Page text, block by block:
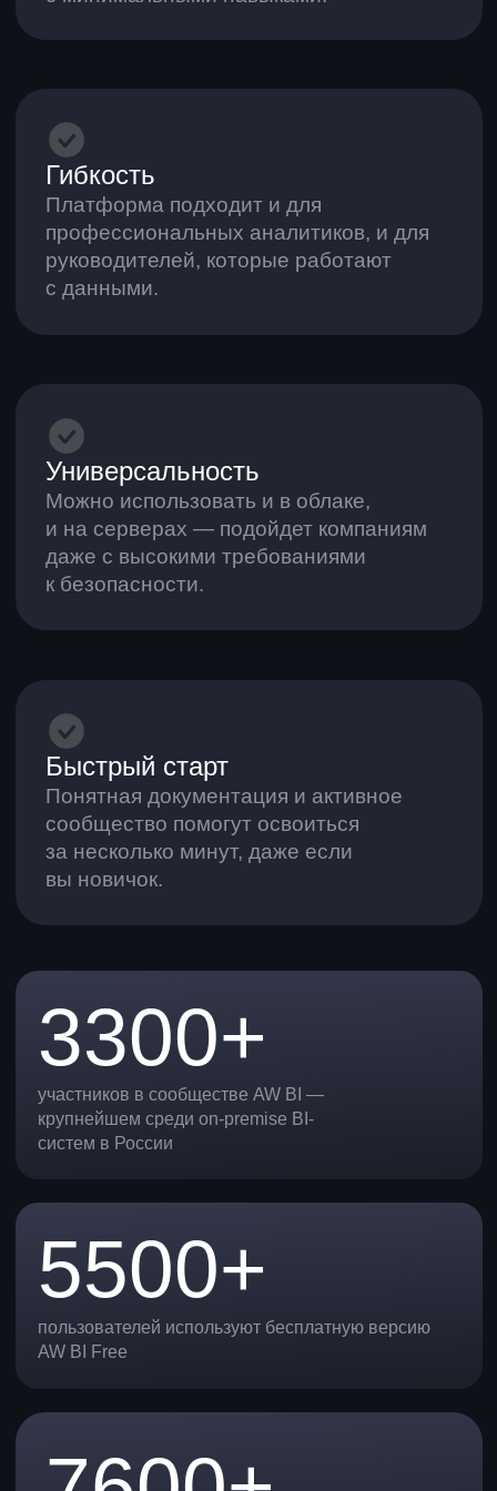
7600+
дашбордов сделали пользователи
11 700+
участников образовательных мероприятий
от команды AW BI
self-service BI-систем
Победитель конкурса «Битва
строительной отрасли
году по мнению жюри из 13 топовых
компаний: ДОМ.РФ, Фонда «Сколково»,
ПИК, холдинга Setl Group и других.
AW BI — в реестре решений,
которые рекомендованы
Альянсом цифровых
лидеров России
Наряду с крупнейшими застройщиками
Входит в топ-10 BI-систем
По версии CNews (2022, 2023).
Победитель
«Акселератора Спринт»
От Фонда развития интернет-
инициатив (ФРИИ) в 2022 году.
Чему вы научитесь
Научитесь подключать файлы, базы данных
и облачные хранилища, а еще собирать
из них удобные модели данных.
для обработки данных прямо
внутри AW BI.
Строить модели данных
и подключать источники
Создавать визуализации
и дашборды
Поймете, как анализировать и связывать
цифры с реальными целями и задачами
Узнаете, как делать интерактивные графики
и собирать полные BI-дашборды —